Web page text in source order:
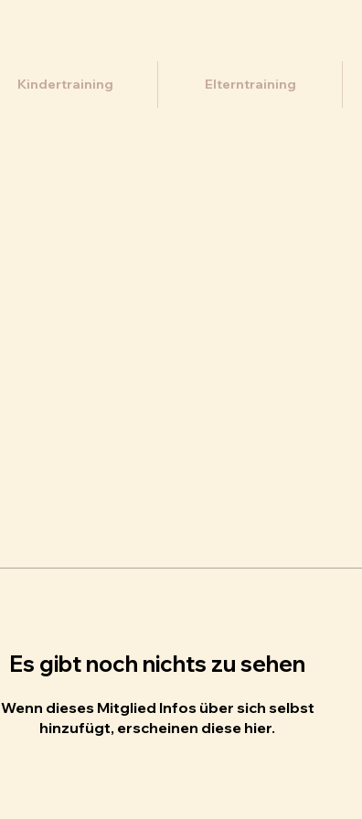
Kindertraining Elterntraining
Es gibt noch nichts zu sehen
Wenn dieses Mitglied Infos über sich selbst
hinzufügt, erscheinen diese hier.